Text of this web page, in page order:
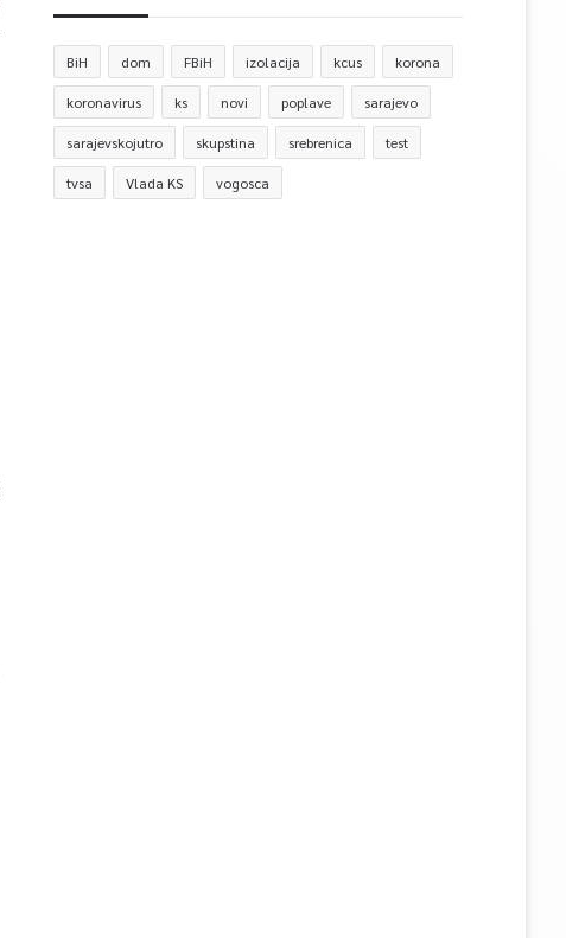
BiH dom FBiH izolacija kcus korona
koronavirus ks novi poplave sarajevo
sarajevskojutro skupstina srebrenica test
tvsa Vlada KS vogosca